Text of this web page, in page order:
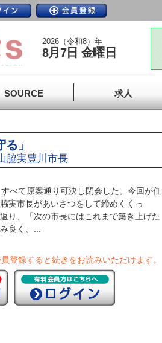
2026（令和8）年
8月7日 金曜日
SOURCE 求人
」
脇実豊川市長
べて原案通り可決し閉会した。今回が任
実市長があいさつをして締めくくっ
り、「次の市長にはこれまで築き上げた
良く、...
登録すると続きをお読みいただけます。